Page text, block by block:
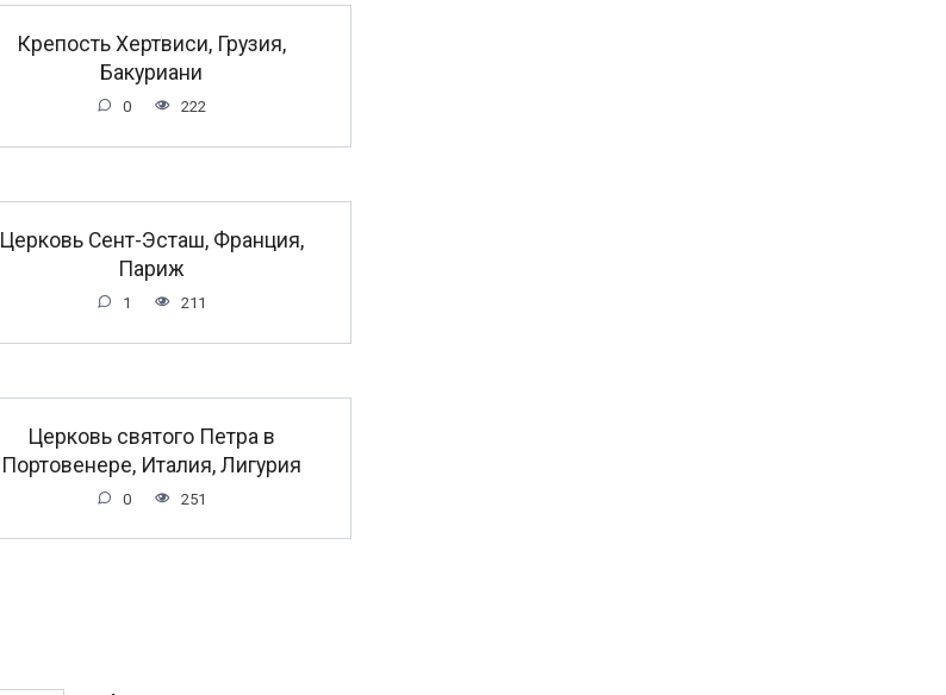
Крепость Хертвиси, Грузия,
Бакуриани
0 222
Церковь Сент-Эсташ, Франция,
Париж
1 211
Церковь святого Петра в
Портовенере, Италия, Лигурия
0 251